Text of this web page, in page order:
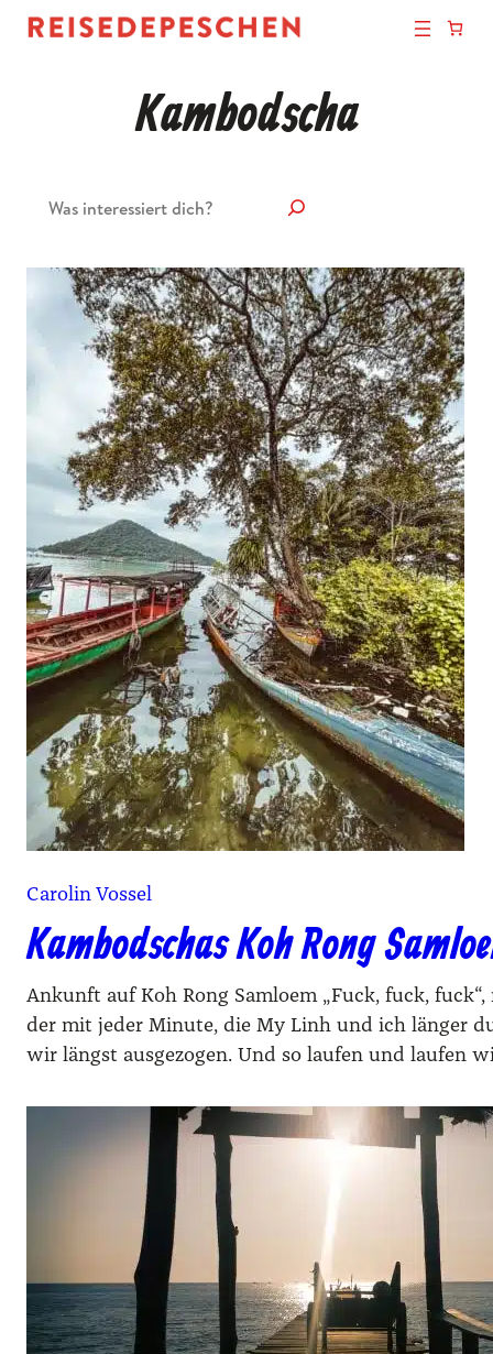
Kambodscha
Carolin Vossel
Kambodschas Koh Rong
Ankunft auf Koh Rong Samloem „Fuck, fuck,
der mit jeder Minu­te, die My Linh und ich län­ger
wir längst aus­ge­zo­gen. Und so lau­fen und lau­fen